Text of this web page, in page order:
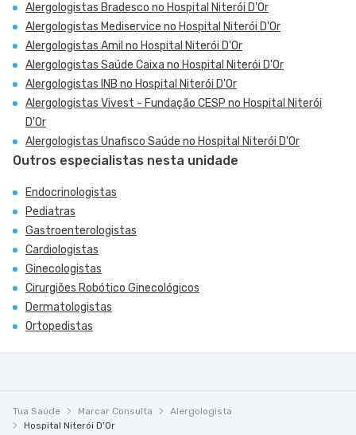
Alergologistas Bradesco no Hospital Niterói D'Or
Alergologistas Mediservice no Hospital Niterói D'Or
Alergologistas Amil no Hospital Niterói D'Or
Alergologistas Saúde Caixa no Hospital Niterói D'Or
Alergologistas INB no Hospital Niterói D'Or
Alergologistas Vivest - Fundação CESP no Hospital Niterói
D'Or
Alergologistas Unafisco Saúde no Hospital Niterói D'Or
Outros especialistas nesta unidade
Endocrinologistas
Pediatras
Gastroenterologistas
Cardiologistas
Ginecologistas
Cirurgiões Robótico Ginecológicos
Dermatologistas
Ortopedistas
Tua Saúde Marcar Consulta
Alergologista
Hospital Niterói D'Or